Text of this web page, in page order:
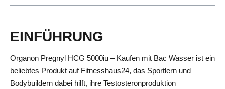
EINFÜHRUNG
Organon Pregnyl HCG 5000iu – Kaufen mit Bac Wasser ist ein
beliebtes Produkt auf Fitnesshaus24, das Sportlern und
Bodybuildern dabei hilft, ihre Testosteronproduktion